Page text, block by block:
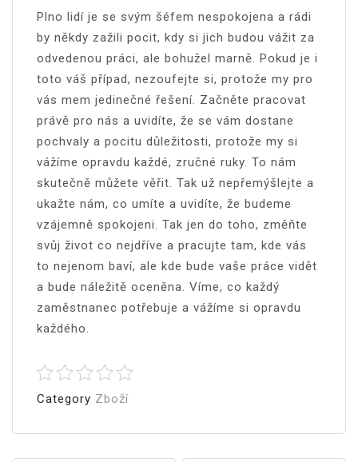
Plno lidí je se svým šéfem nespokojena a rádi
by někdy zažili pocit, kdy si jich budou vážit za
odvedenou práci, ale bohužel marně. Pokud je i
toto váš případ, nezoufejte si, protože my pro
vás mem jedinečné řešení. Začněte pracovat
právě pro nás a uvidíte, že se vám dostane
pochvaly a pocitu důležitosti, protože my si
vážíme opravdu každé, zručné ruky. To nám
skutečně můžete věřit. Tak už nepřemýšlejte a
ukažte nám, co umíte a uvidíte, že budeme
vzájemně spokojeni. Tak jen do toho, změňte
svůj život co nejdříve a pracujte tam, kde vás
to nejenom baví, ale kde bude vaše práce vidět
a bude náležitě oceněna. Víme, co každý
zaměstnanec potřebuje a vážíme si opravdu
každého.
Category Zboží